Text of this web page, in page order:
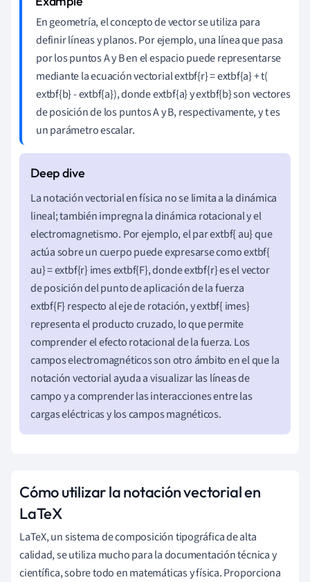
En geometría, el concepto de vector se utiliza para
definir líneas y planos. Por ejemplo, una línea que pasa
por los puntos A y B en el espacio puede representarse
mediante la ecuación vectorial extbf{r} = extbf{a} + t(
extbf{b} - extbf{a}), donde extbf{a} y extbf{b} son vectores
de posición de los puntos A y B, respectivamente, y t es
un parámetro escalar.
La notación vectorial en física no se limita a la dinámica
lineal; también impregna la dinámica rotacional y el
electromagnetismo. Por ejemplo, el par extbf{ au} que
actúa sobre un cuerpo puede expresarse como extbf{
au} = extbf{r} imes extbf{F}, donde extbf{r} es el vector
de posición del punto de aplicación de la fuerza
extbf{F} respecto al eje de rotación, y extbf{ imes}
representa el producto cruzado, lo que permite
comprender el efecto rotacional de la fuerza. Los
campos electromagnéticos son otro ámbito en el que la
notación vectorial ayuda a visualizar las líneas de
campo y a comprender las interacciones entre las
cargas eléctricas y los campos magnéticos.
Cómo utilizar la notación vectorial en
LaTeX
LaTeX, un sistema de composición tipográfica de alta
calidad, se utiliza mucho para la documentación técnica y
científica, sobre todo en matemáticas y física. Proporciona